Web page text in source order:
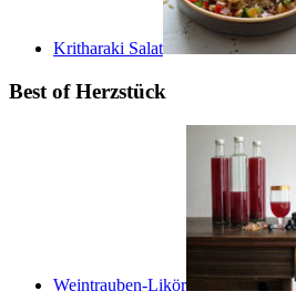
Kritharaki Salat
Best of Herzstück
Weintrauben-Likör